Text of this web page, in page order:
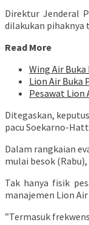
Direktur Jenderal
dilakukan pihaknya
Read More
Wing Air
Lion Air Buka
Pesawat Lion
Ditegaskan,
pacu Soekarno-
Dalam rangkaian
mulai besok
Tak hanya fisik
manajemen Lion
”Termasuk